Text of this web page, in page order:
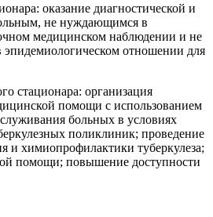
оказание диагностической и
не нуждающимся в
медицинском наблюдении и не
отношении для
стационара: организация
помощи с использованием
больных в условиях
поликлиник; проведение
и химиопрофилактики туберкулеза;
помощи; повышение доступности